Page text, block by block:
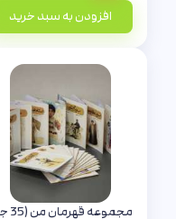
افزودن به سبد خرید